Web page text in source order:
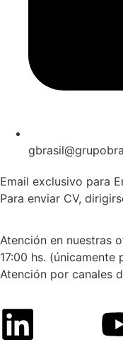
Email exclusivo para
Para enviar CV,
Atención en nuestras
17:00 hs.
Atención por canales